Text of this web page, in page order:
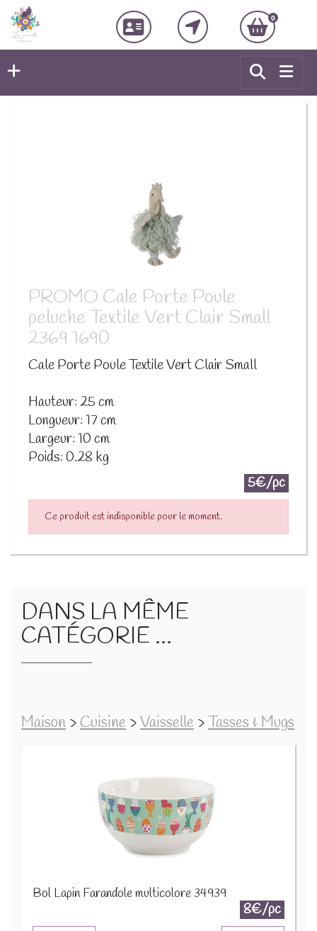
0
PROMO Cale Porte Poule
peluche Textile Vert Clair Small
2369 1690
Cale Porte Poule Textile Vert Clair Small
Hauteur: 25 cm
Longueur: 17 cm
Largeur: 10 cm
Poids: 0.28 kg
5€/pc
Ce produit est indisponible pour le moment.
DANS LA MÊME
CATÉGORIE ...
Maison >Cuisine >Vaisselle >Tasses & Mugs
Bol Lapin Farandole multicolore 34939
8€/pc